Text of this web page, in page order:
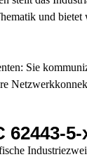
und
Sie
5-